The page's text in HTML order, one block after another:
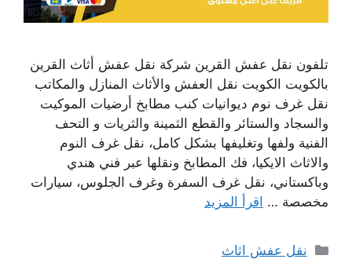
تلفون نقل عفش القرين شركة نقل عفش أثاث القرين
بالكويت الكويت نقل العفش والأثاث المنازل والمكاتب
نقل غرف نوم ديوانيات كنب مطابخ أرضيات الموكيت
والسجاد والستائر والقطع الثمينة والثريات و التحف
الفنية ولفها وتغليفها بشكل كامل، نقل غرف النوم
والاثاث الايكيا، فك المطابخ ونقلها عبر فني هندي
وباكستاني، نقل غرف السفرة وغرف الجلوس، سيارات
مخصصة … اقرأ المزيد
التصنيفات
نقل عفش اثاث